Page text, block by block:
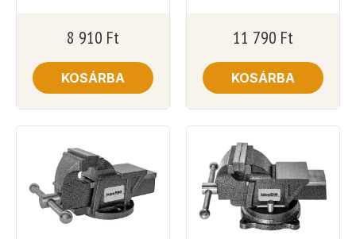
8 910 Ft
KOSÁRBA
11 790 Ft
KOSÁRBA